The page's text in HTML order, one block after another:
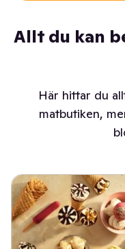
Allt du kan
Här hittar du
matbutiken,